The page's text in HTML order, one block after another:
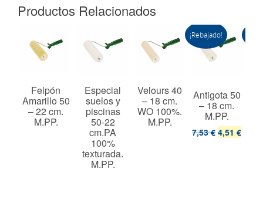
Productos Relacionados
Felpón
Amarillo 50
– 22 cm.
M.PP.
Especial
suelos y
piscinas
50-22
cm.PA
100%
texturada.
M.PP.
Velours 40
– 18 cm.
WO 100%.
M.PP.
¡Rebajado!
Antigota 50
– 18 cm.
M.PP.
7,53 € 4,51 €